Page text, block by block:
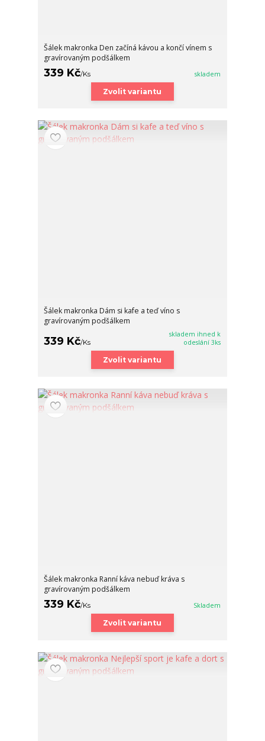
Šálek makronka Den začíná kávou a končí vínem s
gravírovaným podšálkem
339 Kč/Ks skladem
Zvolit variantu
Šálek makronka Dám si kafe a teď víno s
gravírovaným podšálkem
339 Kč/Ks
skladem ihned k
odeslání 3ks
Zvolit variantu
Šálek makronka Ranní káva nebuď kráva s
gravírovaným podšálkem
339 Kč/Ks Skladem
Zvolit variantu